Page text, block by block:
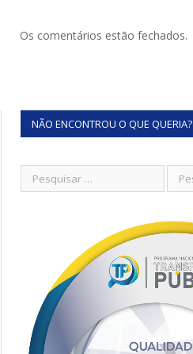
Os comentários estão fechados.
NÃO ENCONTROU O QUE QUERIA?